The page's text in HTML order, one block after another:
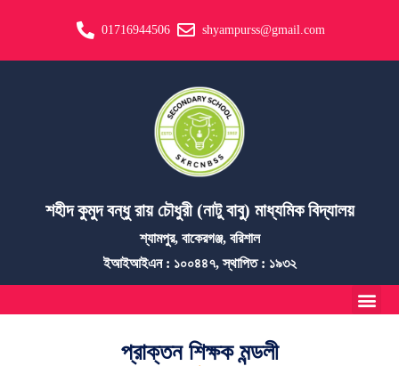
01716944506 shyampurss@gmail.com
শহীদ কুমুদ বন্ধু রায় চৌধুরী (নাটু বাবু) মাধ্যমিক বিদ্যালয়
শ্যামপুর, বাকেরগঞ্জ, বরিশাল
ইআইআইএন : ১০০৪৪৭, স্থাপিত : ১৯৩২
প্রাক্তন শিক্ষক মন্ডলী